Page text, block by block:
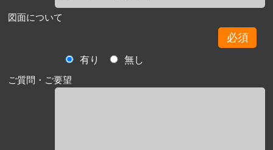
図面について
必須
有り
無し
ご質問・ご要望